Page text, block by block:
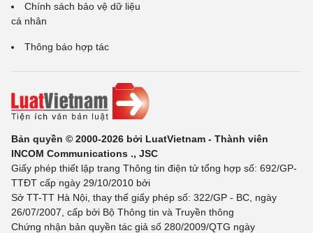
Chính sách bảo vệ dữ liệu
cá nhân
Thông báo hợp tác
Bản quyền © 2000-2026 bởi LuatVietnam - Thành viên
INCOM Communications ., JSC
Giấy phép thiết lập trang Thông tin điện tử tổng hợp số: 692/GP-
TTĐT cấp ngày 29/10/2010 bởi
Sở TT-TT Hà Nội, thay thế giấy phép số: 322/GP - BC, ngày
26/07/2007, cấp bởi Bộ Thông tin và Truyền thông
Chứng nhận bản quyền tác giả số 280/2009/QTG ngày